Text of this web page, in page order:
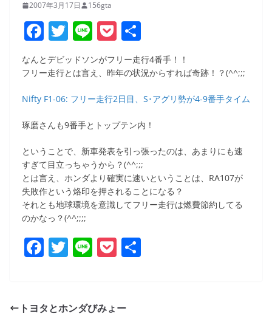
2007年3月17日 156gta
F
a
c
e
b
o
o
k
T
w
itt
er
Li
n
e
P
o
ck
et
有
なんとデビッドソンがフリー走行4番手！！
フリー走行とは言え、昨年の状況からすれば奇跡！？(^^;;;
Nifty F1-06: フリー走行2日目、S･アグリ勢が4-9番手タイム
琢磨さんも9番手とトップテン内！
ということで、新車発表を引っ張ったのは、あまりにも速
すぎて目立っちゃうから？(^^;;;
とは言え、ホンダより確実に速いということは、RA107が
失敗作という烙印を押されることになる？
それとも地球環境を意識してフリー走行は燃費節約してる
のかなっ？(^^;;;;
F
e
T
er
Li P
et
トヨタとホンダびみょー